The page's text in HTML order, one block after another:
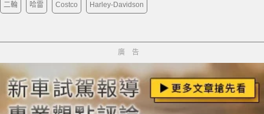
二輪 哈雷 Costco Harley-Davidson
廣告